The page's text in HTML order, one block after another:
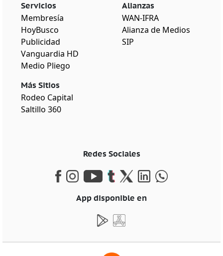
Servicios
Membresía
HoyBusco
Publicidad
Vanguardia HD
Medio Pliego
Más Sitios
Rodeo Capital
Saltillo 360
Alianzas
WAN-IFRA
Alianza de Medios
SIP
Redes Sociales
App disponible en